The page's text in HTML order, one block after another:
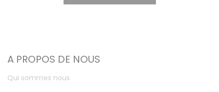
A PROPOS DE NOUS
Qui sommes nous